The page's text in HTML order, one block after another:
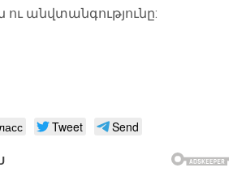
ու անվտանգությունը:
Tweet Send